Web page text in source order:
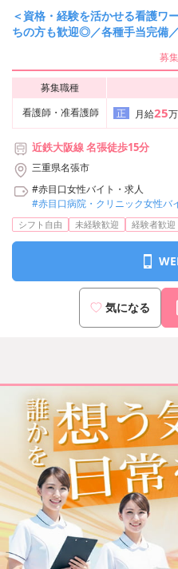
＜資格・経験を活かせる看護ワ
ちの方も歓迎◎／各種手当完備
募
募集職種
看護師・准看護師
正 月給25
近鉄大阪線 名張徒歩15分
三重県名張市
#赤目口女性バイト・求人
#赤目口病院・クリニック女性バ
シフト自由 未経験歓迎 経験者歓迎
気になる